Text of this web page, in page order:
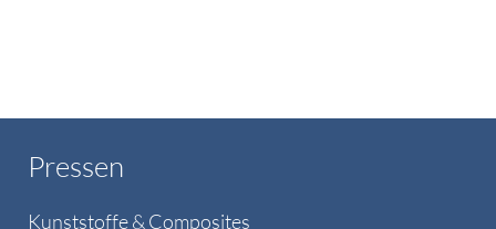
Pressen
Kunststoffe & Composites